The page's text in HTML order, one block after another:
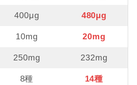
400μg 480μg
10mg 20mg
250mg 232mg
8種 14種